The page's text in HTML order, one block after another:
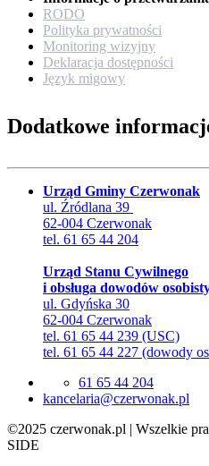
RODO
Polityka prywatności
Monitoring wizyjny
Deklaracja dostępności
Język migowy
Dodatkowe
Urząd Gminy Czerwonak
ul. Źródlana 39
62-004 Czerwonak
tel. 61 65 44 204
Urząd Stanu Cywilnego
i obsługa dowodów
ul. Gdyńska 30
62-004 Czerwonak
tel. 61 65 44 239 (USC)
tel. 61 65 44 227 (dowody
61 65 44 204
lp.kanowrezc@airalecnak
©2025 czerwonak.pl | Wszelkie
SIDE